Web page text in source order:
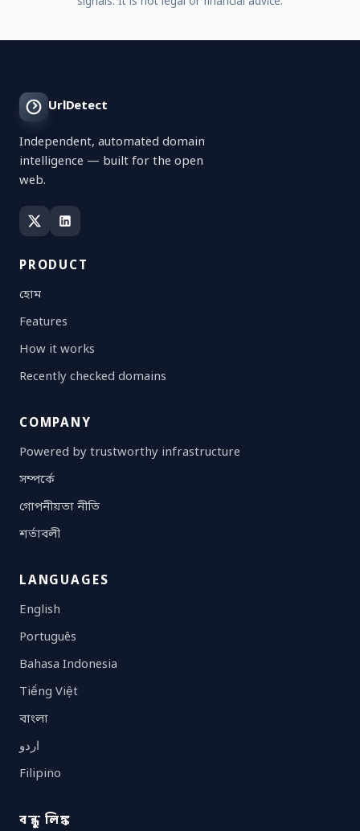
UrlDetect
Independent, automated domain
intelligence — built for the open
web.
PRODUCT
হোম
Features
How it works
Recently checked domains
COMPANY
Powered by trustworthy infrastructure
সম্পর্কে
গোপনীয়তা নীতি
শর্তাবলী
LANGUAGES
English
Português
Bahasa Indonesia
Tiếng Việt
বাংলা
اردو
Filipino
বন্ধু লিঙ্ক